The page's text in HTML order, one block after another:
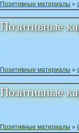
Позитивные материалы »
Позитивные
Позитивные материалы »
Позитивные
Позитивные материалы »